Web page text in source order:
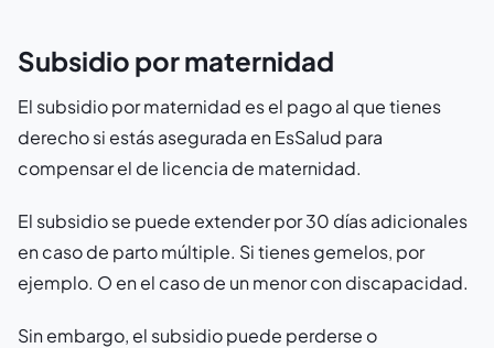
Subsidio por maternidad
El subsidio por maternidad es el pago al que tienes
derecho si estás asegurada en EsSalud para
compensar el de licencia de maternidad.
El subsidio se puede extender por 30 días adicionales
en caso de parto múltiple. Si tienes gemelos, por
ejemplo. O en el caso de un menor con discapacidad.
Sin embargo, el subsidio puede perderse o